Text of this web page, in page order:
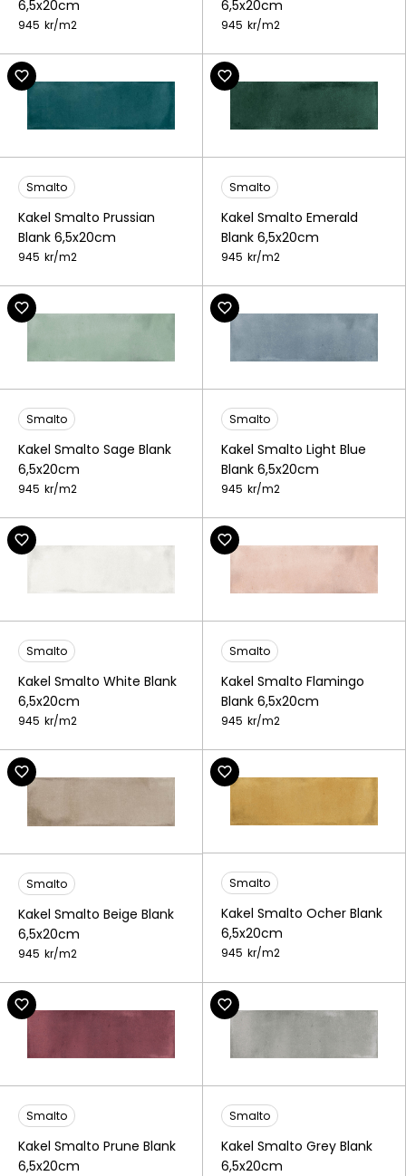
6,5x20cm
945 kr/m2
6,5x20cm
945 kr/m2
Smalto
Kakel Smalto Prussian
Blank 6,5x20cm
945 kr/m2
Smalto
Kakel Smalto Emerald
Blank 6,5x20cm
945 kr/m2
Smalto
Kakel Smalto Sage Blank
6,5x20cm
945 kr/m2
Smalto
Kakel Smalto Light Blue
Blank 6,5x20cm
945 kr/m2
Smalto
Kakel Smalto White Blank
6,5x20cm
945 kr/m2
Smalto
Kakel Smalto Flamingo
Blank 6,5x20cm
945 kr/m2
Smalto
Kakel Smalto Beige Blank
6,5x20cm
945 kr/m2
Smalto
Kakel Smalto Ocher Blank
6,5x20cm
945 kr/m2
Smalto
Kakel Smalto Prune Blank
6,5x20cm
Smalto
Kakel Smalto Grey Blank
6,5x20cm